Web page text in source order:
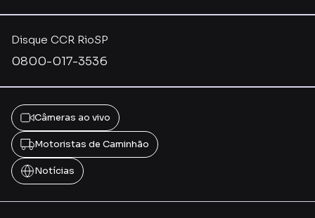
Disque CCR RioSP
0800-017-3536
Câmeras ao vivo
Motoristas de Caminhão
Notícias